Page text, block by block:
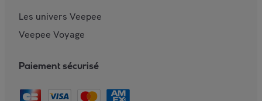
Les univers Veepee
Veepee Voyage
Paiement sécurisé